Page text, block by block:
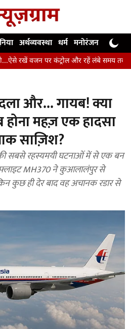
अर्थव्यवस्था धर्म मनोरंजन खेल
कंट्रोल और रहें लंबे समय तक स्वस्थ
और... गायब! क्या
महज़ एक हादसा
साज़िश?
की सबसे रहस्यमयी घटनाओं में से एक बन
MH370 ने कुआलालंपुर से
कुछ ही देर बाद वह अचानक रडार से